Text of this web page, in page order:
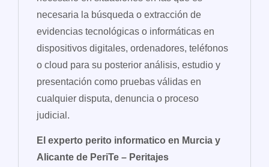
necesaria la búsqueda o extracción de
evidencias tecnológicas o informáticas en
dispositivos digitales, ordenadores, teléfonos
o cloud para su posterior análisis, estudio y
presentación como pruebas válidas en
cualquier disputa, denuncia o proceso
judicial.
El experto perito informatico en Murcia y
Alicante de PeriTe – Peritajes